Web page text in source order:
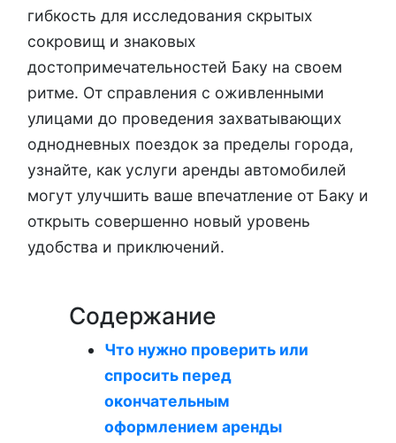
гибкость для исследования скрытых
сокровищ и знаковых
достопримечательностей Баку на своем
ритме. От справления с оживленными
улицами до проведения захватывающих
однодневных поездок за пределы города,
узнайте, как услуги аренды автомобилей
могут улучшить ваше впечатление от Баку и
открыть совершенно новый уровень
удобства и приключений.
Содержание
Что нужно проверить или
спросить перед
окончательным
оформлением аренды